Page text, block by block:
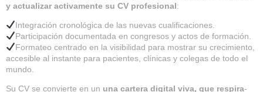
y actualizar activamente su CV profesional:
Integración cronológica de las nuevas cualificaciones.
Participación documentada en congresos y actos de formación.
Formateo centrado en la visibilidad para mostrar su crecimiento,
accesible al instante para pacientes, clínicas y colegas de todo el
mundo.
Su CV se convierte en un una cartera digital viva, que respira-